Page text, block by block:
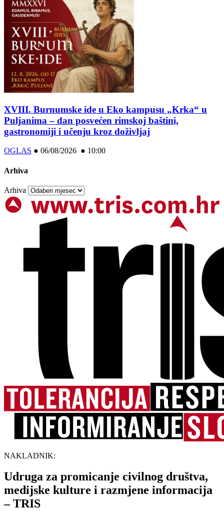
XVIII. Burnumske ide u Eko kampusu „Krka“ u
Puljanima – dan posvećen rimskoj baštini,
gastronomiji i učenju kroz doživljaj
OGLAS ● 06/08/2026 ● 10:00
Arhiva
Arhiva
NAKLADNIK:
Udruga za promicanje civilnog društva,
medijske kulture i razmjene informacija
– TRIS